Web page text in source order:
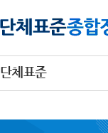
단체표준